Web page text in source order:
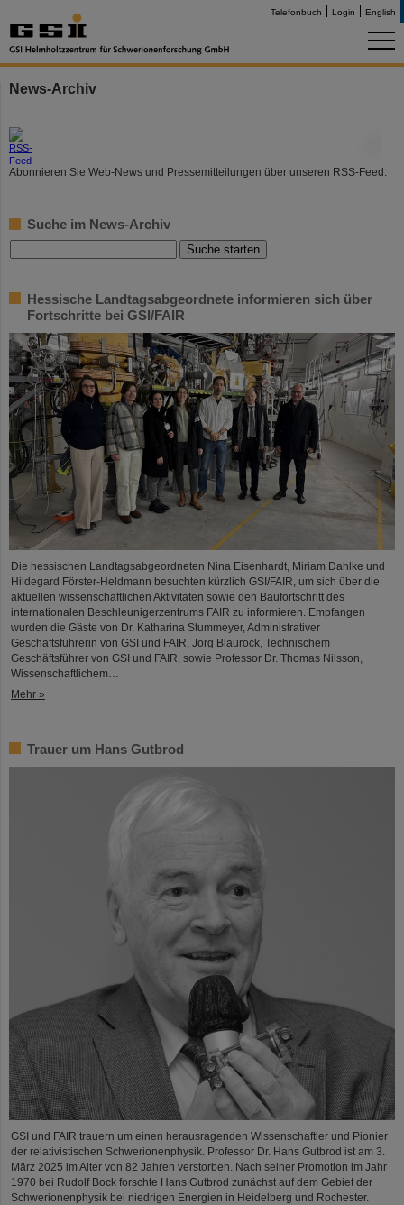
Telefonbuch Login English
News-Archiv
Abonnieren Sie Web-News und Pressemitteilungen über unseren RSS-Feed.
Suche im News-Archiv
Hessische Landtagsabgeordnete informieren sich über
Fortschritte bei GSI/FAIR
Die hessischen Landtagsabgeordneten Nina Eisenhardt, Miriam Dahlke und
Hildegard Förster-Heldmann besuchten kürzlich GSI/FAIR, um sich über die
aktuellen wissenschaftlichen Aktivitäten sowie den Baufortschritt des
internationalen Beschleunigerzentrums FAIR zu informieren. Empfangen
wurden die Gäste von Dr. Katharina Stummeyer, Administrativer
Geschäftsführerin von GSI und FAIR, Jörg Blaurock, Technischem
Geschäftsführer von GSI und FAIR, sowie Professor Dr. Thomas Nilsson,
Wissenschaftlichem…
Mehr »
Trauer um Hans Gutbrod
GSI und FAIR trauern um einen herausragenden Wissenschaftler und Pionier
der relativistischen Schwerionenphysik. Professor Dr. Hans Gutbrod ist am 3.
März 2025 im Alter von 82 Jahren verstorben. Nach seiner Promotion im Jahr
1970 bei Rudolf Bock forschte Hans Gutbrod zunächst auf dem Gebiet der
Schwerionenphysik bei niedrigen Energien in Heidelberg und Rochester.